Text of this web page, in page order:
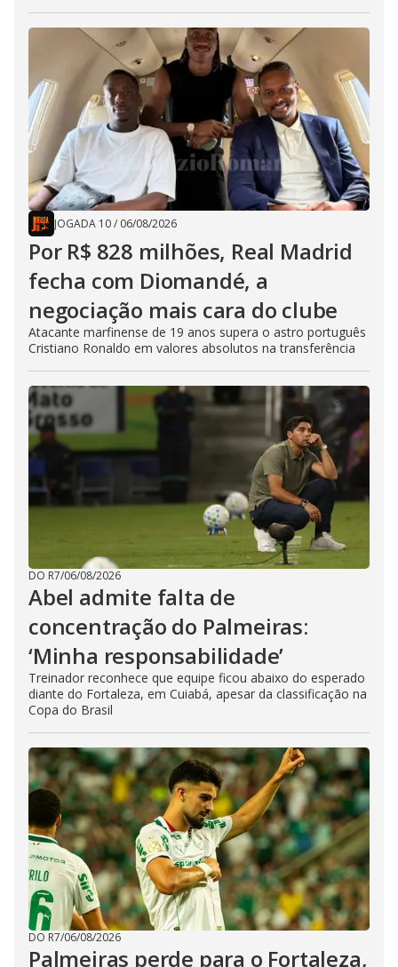
JOGADA 10/ 06/08/2026
Por R$ 828 milhões, Real Madrid
fecha com Diomandé, a
negociação mais cara do clube
Atacante marfinense de 19 anos supera o astro português
Cristiano Ronaldo em valores absolutos na transferência
DO R7/06/08/2026
Abel admite falta de
concentração do Palmeiras:
‘Minha responsabilidade’
Treinador reconhece que equipe ficou abaixo do esperado
diante do Fortaleza, em Cuiabá, apesar da classificação na
Copa do Brasil
DO R7/06/08/2026
Palmeiras perde para o Fortaleza,